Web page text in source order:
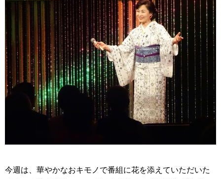
今週は、華やかなおキモノで番組に花を添えていただいた